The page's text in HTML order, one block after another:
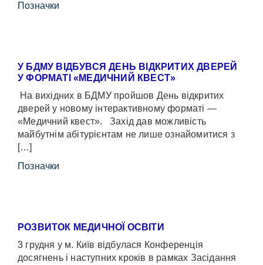
Позначки
У БДМУ ВІДБУВСЯ ДЕНЬ ВІДКРИТИХ ДВЕРЕЙ
У ФОРМАТІ «МЕДИЧНИЙ КВЕСТ»
На вихідних в БДМУ пройшов День відкритих
дверей у новому інтерактивному форматі —
«Медичний квест». Захід дав можливість
майбутнім абітурієнтам не лише ознайомитися з
[…]
Позначки
РОЗВИТОК МЕДИЧНОЇ ОСВІТИ
3 грудня у м. Київ відбулася Конференція
досягнень і наступних кроків в рамках Засідання